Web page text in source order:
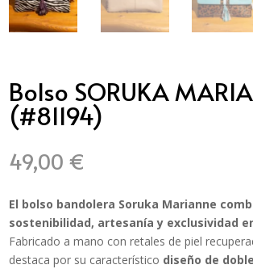
Bolso SORUKA
(#81194)
49,00 €
El bolso bandolera Soruka Marianne
sostenibilidad, artesanía y exclusividad
Fabricado a mano con retales de piel
destaca por su característico diseño de